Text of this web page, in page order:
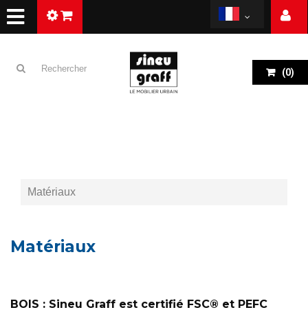
(0)
Matériaux
Matériaux
BOIS : Sineu Graff est certifié FSC® et PEFC